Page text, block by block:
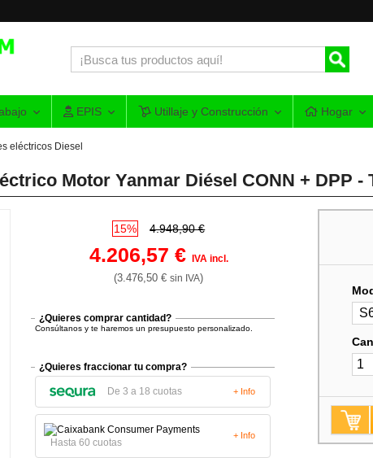
EPIS Utillaje y Construcción Hogar
eléctricos Diesel
Motor Yanmar Diésel CONN + DPP -
15% 4.948,90 €
4.206,57 € IVA incl.
(3.476,50 €sin IVA)
¿Quieres comprar cantidad?
Consúltanos y te haremos un presupuesto personalizado.
¿Quieres fraccionar tu compra?
De 3 a 18 cuotas + Info
Hasta 60 cuotas
+ Info